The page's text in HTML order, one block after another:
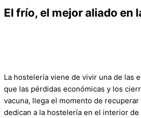
El frío, el mejor aliado
La hostelería viene de vivir una de las
que las pérdidas económicas y los
vacuna, llega el momento de
dedican a la hostelería en el interior